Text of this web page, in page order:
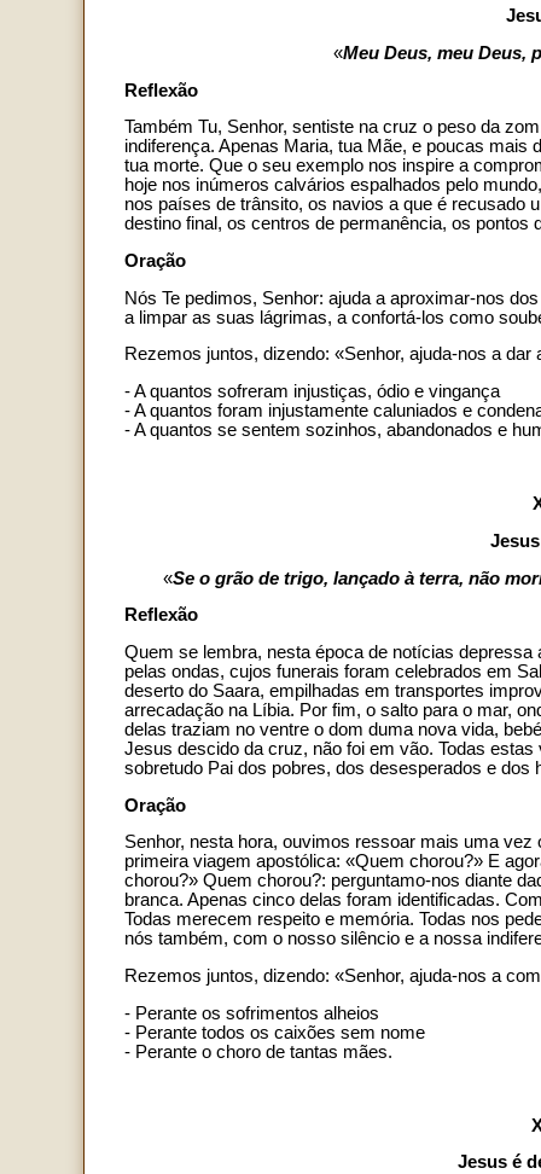
«Meu Deus, meu Deus,
Reflexão
Também Tu, Senhor, sentiste na cruz o peso da
indiferença. Apenas Maria, tua Mãe, e poucas
tua morte. Que o seu exemplo nos inspire a
hoje nos inúmeros calvários espalhados pelo
nos países de trânsito, os navios a que é recusado
destino final, os centros de permanência, os
Oração
Nós Te pedimos, Senhor: ajuda a aproximar-nos
a limpar as suas lágrimas, a confortá-los como
Rezemos juntos, dizendo: «Senhor, ajuda-nos a dar
- A quantos sofreram injustiças, ódio e vingança
- A quantos foram injustamente caluniados e
- A quantos se sentem sozinhos, abandonados e
«Se o grão de trigo, lançado à terra, não
Reflexão
Quem se lembra, nesta época de notícias
pelas ondas, cujos funerais foram celebrados em
deserto do Saara, empilhadas em transportes
arrecadação na Líbia. Por fim, o salto para o mar,
delas traziam no ventre o dom duma nova vida,
Jesus descido da cruz, não foi em vão. Todas
sobretudo Pai dos pobres, dos desesperados e dos
Oração
Senhor, nesta hora, ouvimos ressoar mais uma
primeira viagem apostólica: «Quem chorou?» E
chorou?» Quem chorou?: perguntamo-nos diante
branca. Apenas cinco delas foram identificadas.
Todas merecem respeito e memória. Todas nos
nós também, com o nosso silêncio e a nossa
Rezemos juntos, dizendo: «Senhor, ajuda-nos a
- Perante os sofrimentos alheios
- Perante todos os caixões sem nome
- Perante o choro de tantas mães.
Jesus é